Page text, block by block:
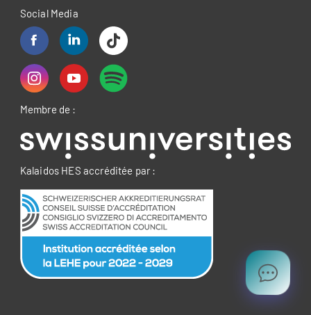
Social Media
Membre de :
Kalaidos HES accréditée par :